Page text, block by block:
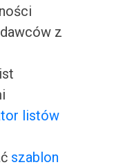
z
listów
szablon